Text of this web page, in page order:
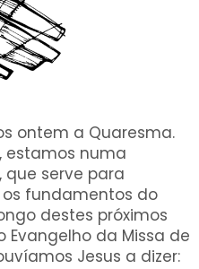
ontem a Quaresma.
estamos numa
que serve para
fundamentos do
destes próximos
Evangelho da Missa de
Jesus a dizer: